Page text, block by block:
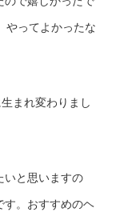
やってよかったな
まれ変わりまし
いと思いますの
す。おすすめのヘ